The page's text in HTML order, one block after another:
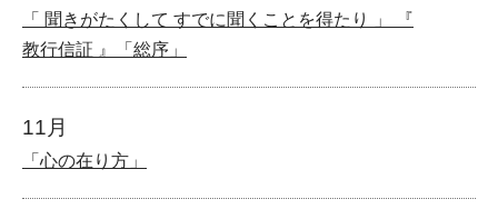
「 聞きがたくして すでに聞くことを得たり 」 『
教行信証 』「総序」
11月
「心の在り方」